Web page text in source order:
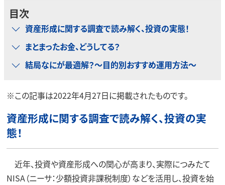
目次
資産形成に関する調査で読み解く、投資の実態！
まとまったお金、どうしてる？
結局なにが最適解？～目的別おすすめ運用方法～
※この記事は2022年4月27日に掲載されたものです。
資産形成に関する調査で読み解く、投資の実
態！
近年、投資や資産形成への関心が高まり、実際につみたて
NISA（ニーサ：少額投資非課税制度）などを活用し、投資を始